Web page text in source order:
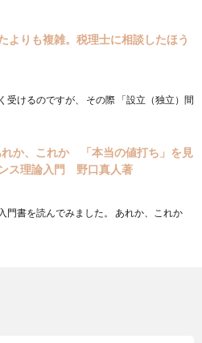
よりも複雑。税理士に相談したほう
受けるのですが、 その際 「設立（独立）間
れか、これか 「本当の値打ち」を見
ス理論入門 野口真人著
門書を読んでみました。 あれか、これか